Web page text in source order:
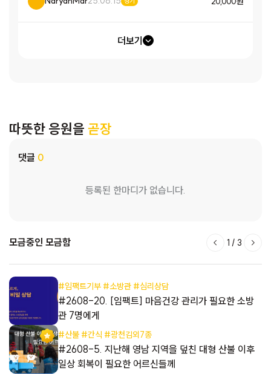
더보기
따뜻한 응원을 곧장
댓글 0
등록된 한마디가 없습니다.
모금중인 모금함 1 / 3
#임팩트기부 #소방관 #심리상담
#2608-20. [임팩트] 마음건강 관리가 필요한 소방
관 7명에게
#산불 #간식 #광천김외7종
#2608-5. 지난해 영남 지역을 덮친 대형 산불 이후
일상 회복이 필요한 어르신들께